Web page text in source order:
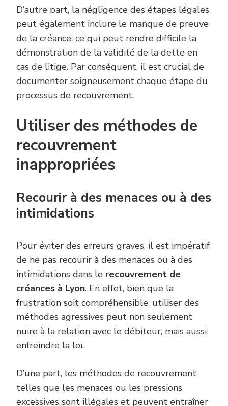
D’autre part, la négligence des étapes légales
peut également inclure le manque de preuve
de la créance, ce qui peut rendre difficile la
démonstration de la validité de la dette en
cas de litige. Par conséquent, il est crucial de
documenter soigneusement chaque étape du
processus de recouvrement.
Utiliser des méthodes de
recouvrement
inappropriées
Recourir à des menaces ou à des
intimidations
Pour éviter des erreurs graves, il est impératif
de ne pas recourir à des menaces ou à des
intimidations dans le recouvrement de
créances à Lyon. En effet, bien que la
frustration soit compréhensible, utiliser des
méthodes agressives peut non seulement
nuire à la relation avec le débiteur, mais aussi
enfreindre la loi.
D’une part, les méthodes de recouvrement
telles que les menaces ou les pressions
excessives sont illégales et peuvent entraîner